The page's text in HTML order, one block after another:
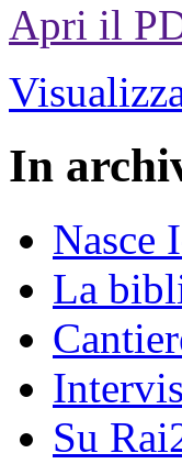
Apri il
In
Nasce
La
Su